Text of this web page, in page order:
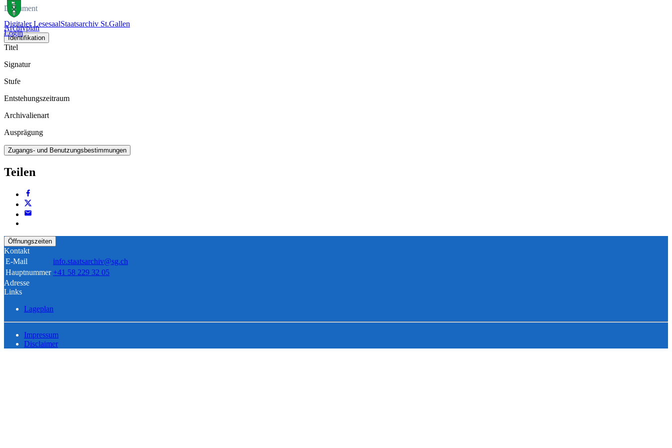
Digitaler LesesaalStaatsarchiv St.Gallen
Login
Dokument
Archivplan
Identifikation
Titel
Signatur
Stufe
Entstehungszeitraum
Archivalienart
Ausprägung
Zugangs- und Benutzungsbestimmungen
Teilen
Öffnungszeiten
Kontakt
E-Mail
info.staatsarchiv@sg.ch
Hauptnummer +41 58 229 32 05
Adresse
Links
Lageplan
Impressum
Disclaimer